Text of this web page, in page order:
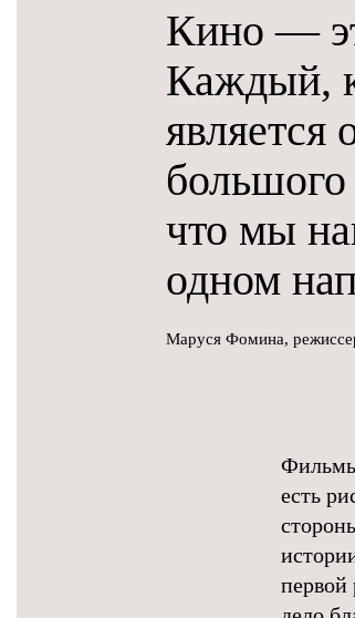
Кино —
Каждый,
является
большого
что мы
одном
Маруся Фомина,
есть